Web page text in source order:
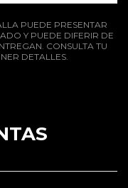
PUEDE PRESENTAR
Y PUEDE DIFERIR DE
CONSULTA TU
DETALLES.